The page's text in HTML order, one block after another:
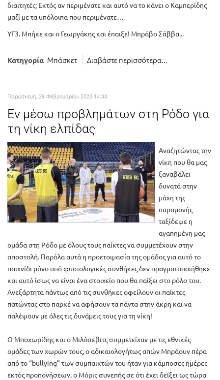
διαιτητές; Εκτός αν περιμένατε και αυτό να το κάνει ο Καμπερίδης
μαζί με τα υπόλοιπα που περιμένατε…
ΥΓ3. Μπήκε και ο Γεωργάκης και έπαιξε! Μπράβο Σάββα...
Κατηγορία Μπάσκετ Διαβάστε περισσότερα...
Παρασκευή, 28 Φεβρουαρίου 2020 14:44
Εν μέσω προβλημάτων στη Ρόδο για
τη νίκη ελπίδας
Αναζητώντας την
νίκη που θα μας
ξαναβάλει
δυνατά στην
μάχη της
παραμονής
ταξίδεψε η
αγαπημένη μας
ομάδα στη Ρόδο με όλους τους παίκτες να συμμετέχουν στην
αποστολή. Παρόλα αυτά η προετοιμασία της ομάδος για αυτό το
παιχνίδι μόνο υπό φυσιολογικές συνθήκες δεν πραγματοποιήθηκε
και αυτό ίσως να είναι ένα στοιχείο που θα παίξει στο ρόλο του.
Ανεξάρτητα πάντως από τις συνθήκες οφείλουν οι παίκτες
πατώντας στο παρκέ να αφήσουν τα πάντα στην άκρη και να
παλέψουν με όλες τις δυνάμεις τους για τη νίκη!
Ο Μποχωρίδης και ο Μιλόσεβιτς συμμετείχαν με τις εθνικές
ομάδες των χωρών τους, ο αδικαιολογήτως απών Μπράουν πέρα
από το “bullying” των συμπαικτών του ήταν για κάμποσες ημέρες
εκτός προπονήσεων, ο Μόρις συνεπής σε ότι έχει δείξει ως τώρα